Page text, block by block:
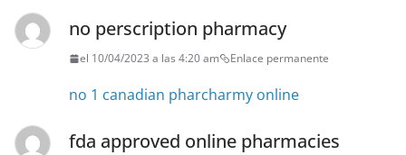
no perscription pharmacy
el 10/04/2023 a las 4:20 am Enlace permanente
no 1 canadian pharcharmy online
fda approved online pharmacies